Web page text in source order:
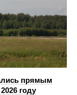
прямым
году